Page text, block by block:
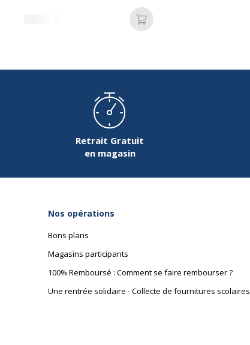
Ajouter au panier
Retrait Gratuit
en magasin
Nos opérations
Bons plans
Magasins participants
100% Remboursé : Comment se faire rembourser ?
Une rentrée solidaire - Collecte de fournitures scolaires